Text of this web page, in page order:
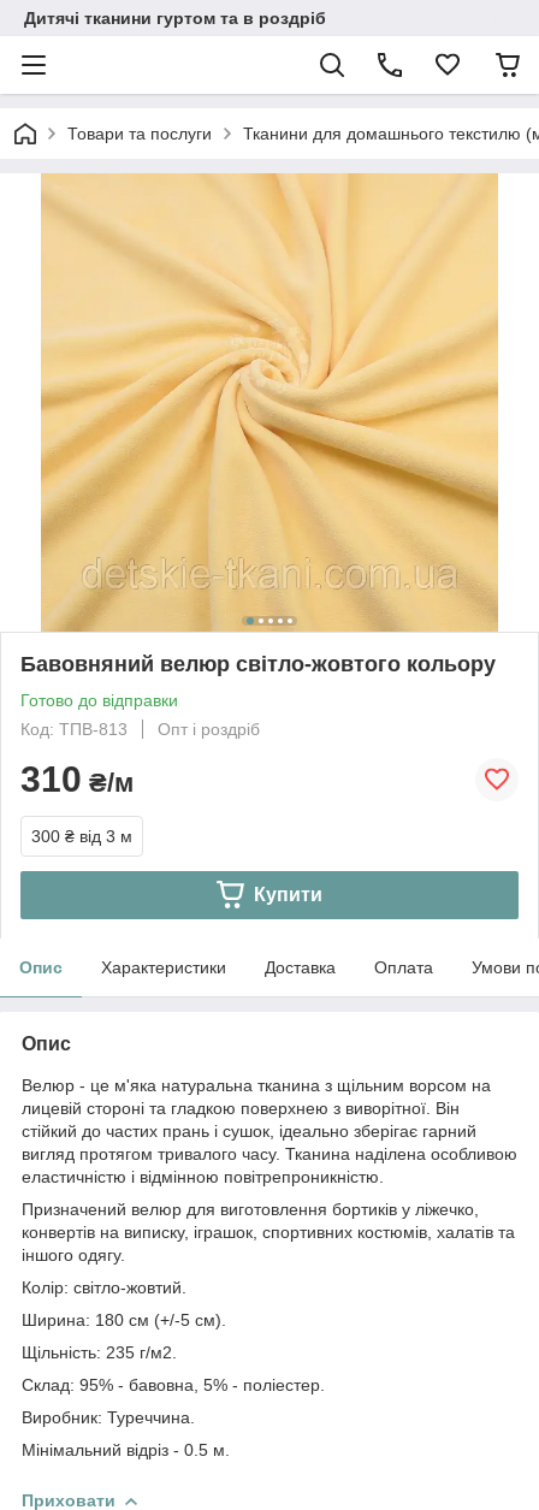
Дитячі тканини гуртом та в роздріб
Товари та послуги Тканини для домашнього текстилю
Бавовняний велюр світло-жовтого кольору
Готово до відправки
Код: ТПВ-813
Опт і роздріб
310 ₴/м
300 ₴ від 3 м
Купити
Опис Характеристики Доставка Оплата Умови
Опис
Велюр - це м'яка натуральна тканина з щільним ворсом на
лицевій стороні та гладкою поверхнею з виворітної. Він
стійкий до частих прань і сушок, ідеально зберігає гарний
вигляд протягом тривалого часу. Тканина наділена особливою
еластичністю і відмінною повітрепроникністю.
Призначений велюр для виготовлення бортиків у ліжечко,
конвертів на виписку, іграшок, спортивних костюмів, халатів та
іншого одягу.
Колір: світло-жовтий.
Ширина: 180 см (+/-5 см).
Щільність: 235 г/м2.
Склад: 95% - бавовна, 5% - поліестер.
Виробник: Туреччина.
Мінімальний відріз - 0.5 м.
Приховати